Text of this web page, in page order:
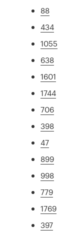
88
434
1055
638
1601
1744
706
398
47
899
998
779
1769
397